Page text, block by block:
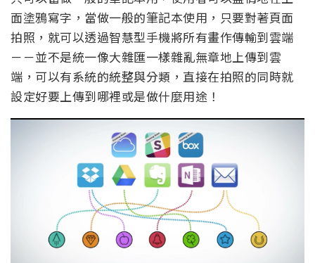
面塗鴉寫字，當做一般的筆記本使用，只要對著頁面
拍照，就可以透過智慧型手機將所有畫作傳輸到雲端
－－並不是統一像大雜匯一樣雜亂無章地上傳到雲
端，可以有系統的統整與分類，直接在拍照的同時就
設定好要上傳到哪裡或是做什麼用途！